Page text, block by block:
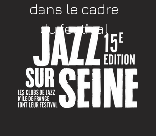
dans le cadre
du festival